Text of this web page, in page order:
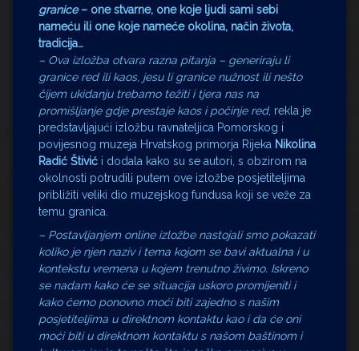
granice– one stvarne, one koje ljudi sami sebi
nameću ili one koje nameće okolina, način života,
tradicija…
– Ova izložba otvara razna pitanja – generiraju li
granice red ili kaos, jesu li granice nužnost ili nešto
čijem ukidanju trebamo težiti i tjera nas na
promišljanje gdje prestaje kaos i počinje red, rekla je
predstavljajući izložbu ravnateljica Pomorskog i
povijesnog muzeja Hrvatskog primorja Rijeka Nikolina
Radić Štivić i dodala kako su se autori, s obzirom na
okolnosti potrudili putem ove izložbe posjetiteljima
približiti veliki dio muzejskog fundusa koji se veže za
temu granica.
– Postavljanjem online izložbe nastojali smo pokazati
koliko je njen naziv i tema kojom se bavi aktualna i u
kontekstu vremena u kojem trenutno živimo. Iskreno
se nadam kako će se situacija uskoro promijeniti i
kako ćemo ponovno moći biti zajedno s našim
posjetiteljima u direktnom kontaktu kao i da će oni
moći biti u direktnom kontaktu s našom baštinom i